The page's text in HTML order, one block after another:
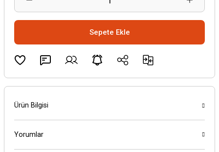
Sepete Ekle
Ürün Bilgisi
Yorumlar